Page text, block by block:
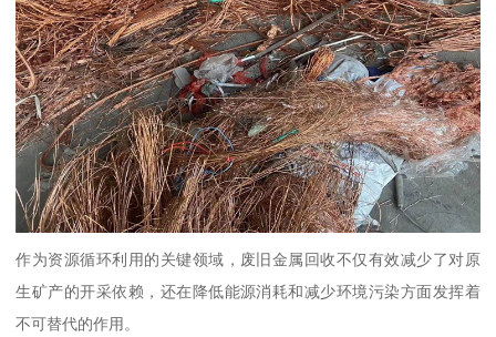
作为资源循环利用的关键领域，废旧金属回收不仅有效减少了对原
生矿产的开采依赖，还在降低能源消耗和减少环境污染方面发挥着
不可替代的作用。